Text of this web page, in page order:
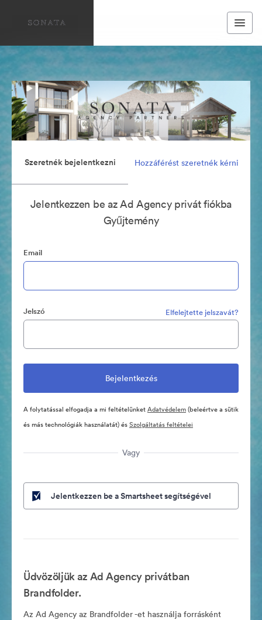
Szeretnék bejelentkezni Hozzáférést szeretnék kérni
Jelentkezzen be az Ad Agency privát fiókba
Gyűjtemény
Email
Jelszó Elfelejtette jelszavát?
A folytatással elfogadja a mi feltételünketAdatvédelem(beleértve a sütik
és más technológiák használatát) ésSzolgáltatás feltételei
Vagy
Jelentkezzen be a Smartsheet segítségével
Üdvözöljük az Ad Agency privátban
Brandfolder.
Az Ad Agency az Brandfolder -et használja forrásként